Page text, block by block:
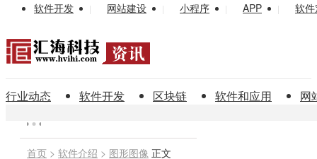
软件开发 | 网站建设 | 小程序 | APP | 软
行业动态 软件开发 区块链 软件和应用 网
首页 > 软件介绍 > 图形图像 正文